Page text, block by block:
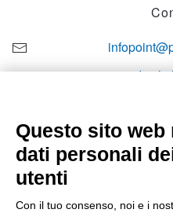
+39
Questo sito
dati personali
utenti
Con il tuo consenso, noi e i